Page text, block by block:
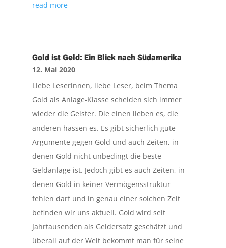
read more
Gold ist Geld: Ein Blick nach Südamerika
12. Mai 2020
Liebe Leserinnen, liebe Leser, beim Thema
Gold als Anlage-Klasse scheiden sich immer
wieder die Geister. Die einen lieben es, die
anderen hassen es. Es gibt sicherlich gute
Argumente gegen Gold und auch Zeiten, in
denen Gold nicht unbedingt die beste
Geldanlage ist. Jedoch gibt es auch Zeiten, in
denen Gold in keiner Vermögensstruktur
fehlen darf und in genau einer solchen Zeit
befinden wir uns aktuell. Gold wird seit
Jahrtausenden als Geldersatz geschätzt und
überall auf der Welt bekommt man für seine